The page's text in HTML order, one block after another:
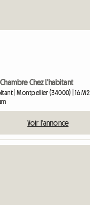
Chez L'habitant
| Montpellier (34000) | 16 M2
Voir l'annonce